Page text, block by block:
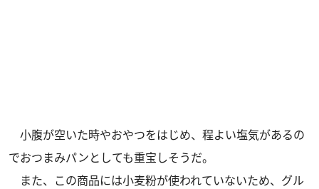
小腹が空いた時やおやつをはじめ、程よい塩気があるの
でおつまみパンとしても重宝しそうだ。
また、この商品には小麦粉が使われていないため、グル